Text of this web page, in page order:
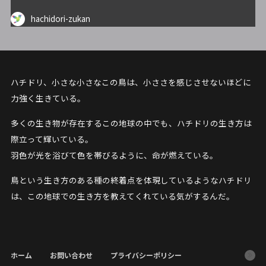
hachidori-zukan
ハチドリ、小さな小さなこの鳥は、小ささを感じさせないほどに
力強く生きている。
多くの生き物が存在するこの地球の中でも、ハチドリの生き方は
際立って輝いている。
羽色が光を浴びて色を帯びるように、命が燃えている。
鳥という生き方のある種の終着点を体現しているようなハチドリ
は、この地球での生き方を教えてくれている気がするんだ。
ホーム お問い合わせ プライバシーポリシー